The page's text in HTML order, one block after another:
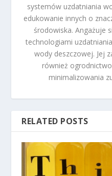
systemów uzdatniania
edukowanie innych o
środowiska. Angażuje
technologiami
wody deszczowej. Jej
również
minimalizowania
RELATED POSTS